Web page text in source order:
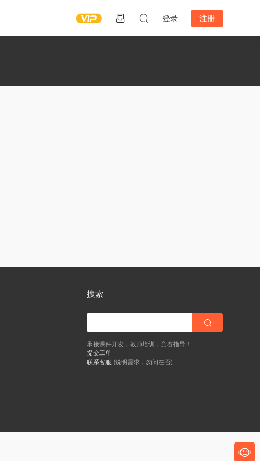
登录 注册
搜索
承接课件开发，教师培训，竞赛指导！
提交工单
联系客服 (说明需求，勿问在否)